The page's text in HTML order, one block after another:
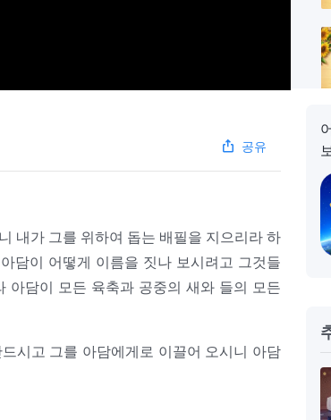
공유
내가 그를 위하여 돕는 배필을 지으리라 하
담이 어떻게 이름을 짓나 보시려고 그것들
아담이 모든 육축과 공중의 새와 들의 모든
시고 그를 아담에게로 이끌어 오시니 아담